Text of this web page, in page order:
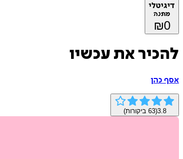
דיגיטלי
מתנה
₪0
להכיר את עכשיו
אסף כהן
3.8
(
63 ביקורות)